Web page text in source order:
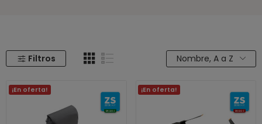
Filtros Nombre, A a Z
¡En oferta! ¡En oferta!